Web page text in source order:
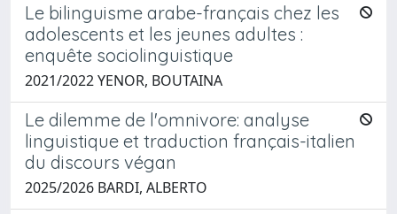
Le bilinguisme arabe-français chez les
adolescents et les jeunes adultes :
enquête sociolinguistique
2021/2022 YENOR, BOUTAINA
Le dilemme de l'omnivore: analyse
linguistique et traduction français-italien
du discours végan
2025/2026 BARDI, ALBERTO